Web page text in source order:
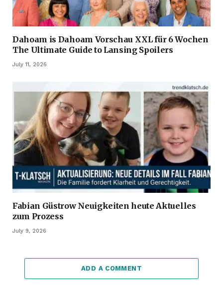
Dahoam is Dahoam Vorschau XXL für 6 Wochen
The Ultimate Guide to Lansing Spoilers
July 11, 2026
Fabian Güstrow Neuigkeiten heute Aktuelles
zum Prozess
July 9, 2026
ADD A COMMENT